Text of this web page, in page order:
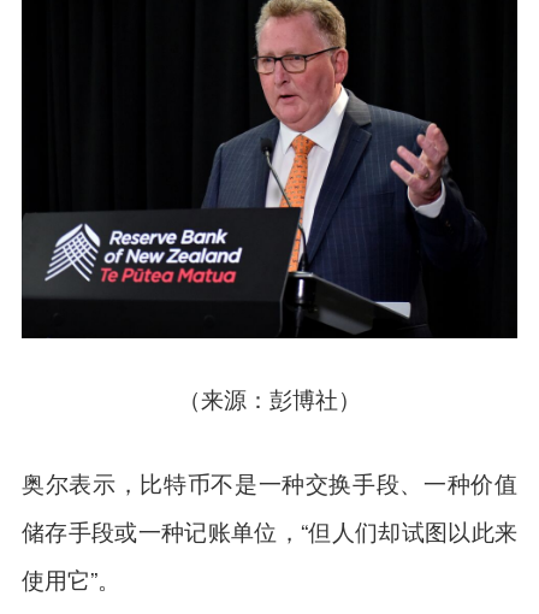
（来源：彭博社）
奥尔表示，比特币不是一种交换手段、一种价值
储存手段或一种记账单位，“但人们却试图以此来
使用它”。